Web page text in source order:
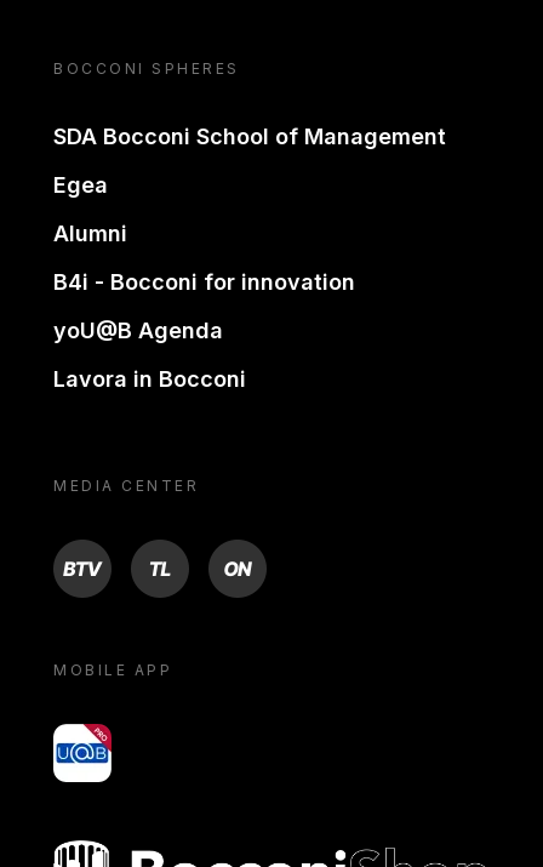
BOCCONI SPHERES
SDA Bocconi School of Management
Egea
Alumni
B4i - Bocconi for innovation
yoU@B Agenda
Lavora in Bocconi
MEDIA CENTER
BTV TL ON
MOBILE APP
yoU@B
Bocconi shop